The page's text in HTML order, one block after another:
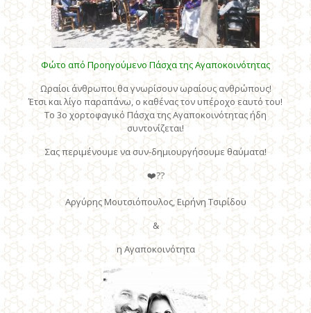
Φώτο από Προηγούμενο Πάσχα της Αγαποκοινότητας
Ωραίοι άνθρωποι θα γνωρίσουν ωραίους ανθρώπους!
Έτσι και λίγο παραπάνω, ο καθένας τον υπέροχο εαυτό του!
Το 3ο χορτοφαγικό Πάσχα της Αγαποκοινότητας ήδη
συντονίζεται!
Σας περιμένουμε να συν-δημιουργήσουμε θαύματα!
❤️??
Αργύρης Μουτσιόπουλος, Ειρήνη Τσιρίδου
&
η Αγαποκοινότητα